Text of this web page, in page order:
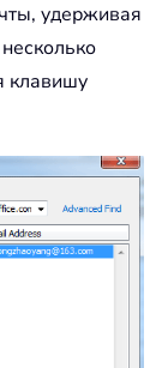
удерживая
клавишу